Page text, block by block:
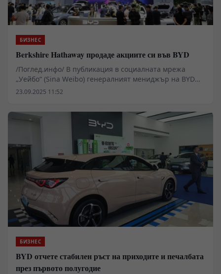
БИЗНЕС
Berkshire Hathaway продаде акциите си във BYD
/Поглед.инфо/ В публикация в социалната мрежа
„Уейбо“ (Sina Weibo) генералният мениджър на BYD
Ли Юнфей отбеляза, че през август 2022 г. Berkshire
миналата година той е бил вече под 5 процента.
23.09.2025 11:52
БИЗНЕС
BYD отчете стабилен ръст на приходите и печалбата
през първото полугодие